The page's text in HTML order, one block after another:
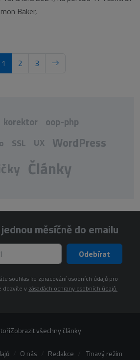
Baker,
1 2 3
korektor oop-php
SSL UX WordPress
Články
měsíčně do emailu
Odebírat
souhlas ke zpracování osobních údajů pro
dozvíte v zásadách ochrany osobních údajů.
Zobrazit všechny články
O nás Redakce Tmavý režim